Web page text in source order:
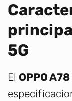
5G
El OPPO